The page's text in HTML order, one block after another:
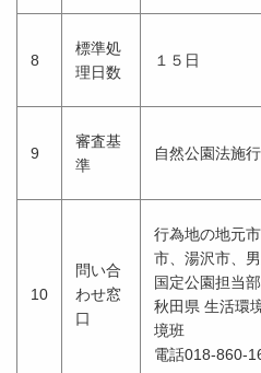
8
標準処
理日数
１５日
9
審査基
準
自然公園法施
10
問い合
わせ窓
口
行為地の地元
市、湯沢市、
国定公園担当
秋田県 生活環
境班
電話018-860-